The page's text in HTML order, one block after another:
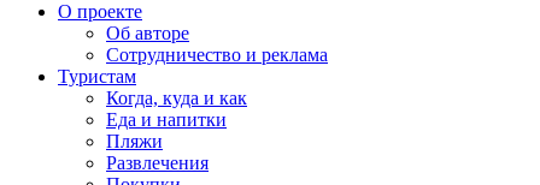
О проекте
Об авторе
Сотрудничество и реклама
Туристам
Когда, куда и как
Еда и напитки
Пляжи
Развлечения